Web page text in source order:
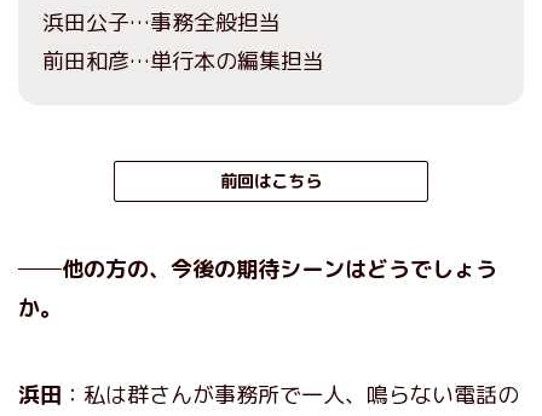
浜田公子…事務全般担当
前田和彦…単行本の編集担当
前回はこちら
──他の方の、今後の期待シーンはどうでしょう
か。
浜田 ：私は群さんが事務所で一人、鳴らない電話の